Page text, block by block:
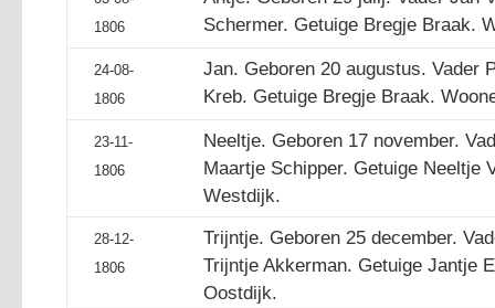
1806
Schermer. Getuige Bregje Braak.
24-08-
1806
Jan. Geboren 20 augustus. Vader
Kreb. Getuige Bregje Braak.
23-11-
1806
Neeltje. Geboren 17 november.
Maartje Schipper. Getuige Neeltje
Westdijk.
28-12-
1806
Trijntje. Geboren 25 december.
Trijntje Akkerman. Getuige Jantje
Oostdijk.